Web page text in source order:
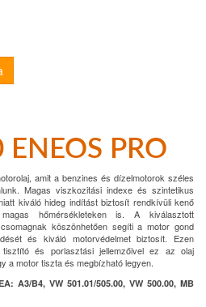
PRO
amit a benzines és dízelmotorok széles
Magas viszkozitási indexe és szintetikus
kiváló hideg indítást biztosít rendkívüli kenő
magas hőmérsékleteken is. A kiválasztott
csomagnak köszönhetően segíti a motor gond
és kiváló motorvédelmet biztosít. Ezen
és porlasztási jellemzőivel ez az olaj
a motor tiszta és megbízható legyen.
A3/B4, VW 501.01/505.00, VW 500.00, MB